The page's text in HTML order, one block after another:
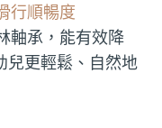
行順暢度
軸承，能有效降
兒更輕鬆、自然地